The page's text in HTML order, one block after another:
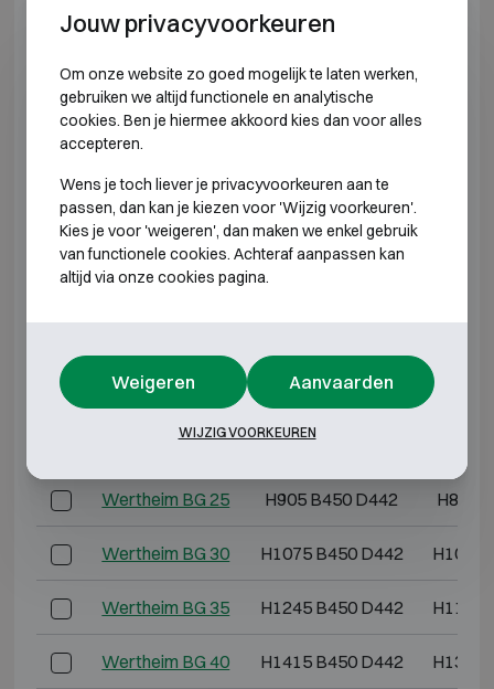
Wertheim AN 40 H1415 B545 D442
INBRAAKWEREND KLASSE 2
Model
Wertheim BG 15 H565 B450 D442
Wertheim BG 20 H735 B450 D442
Wertheim BG 25 H905 B450 D442 H855
Wertheim BG 30 H1075 B450 D442 H1025
Wertheim BG 35 H1245 B450 D442 H1195
Wertheim BG 40 H1415 B450 D442 H1365
Jouw privacyvoorkeuren
Om onze website zo goed mogelijk te laten werken,
gebruiken we altijd functionele en analytische
cookies. Ben je hiermee akkoord kies dan voor alles
accepteren.
Wens je toch liever je privacyvoorkeuren aan te
passen, dan kan je kiezen voor 'Wijzig voorkeuren'.
Kies je voor 'weigeren', dan maken we enkel gebruik
van functionele cookies. Achteraf aanpassen kan
altijd via onze cookies pagina.
Weigeren Aanvaarden
WIJZIG VOORKEUREN